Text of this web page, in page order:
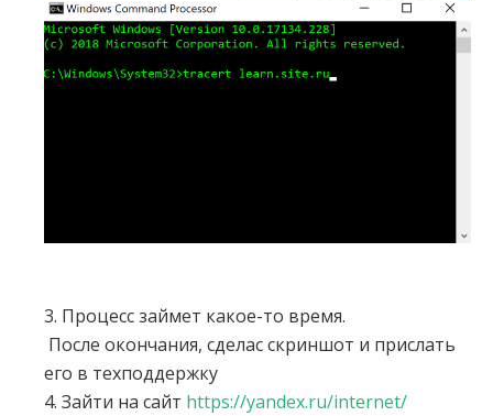
3. Процесс займет какое-то время.
После окончания, сделас скриншот и прислать
его в техподдержку
4. Зайти на сайт https://yandex.ru/internet/